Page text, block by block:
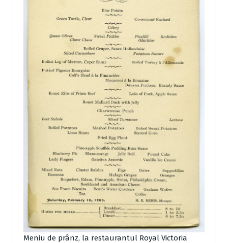
Meniu de prânz, la restaurantul Royal Victoria